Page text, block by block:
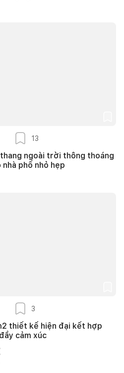
13
ngoài trời thông thoáng
phố nhỏ hẹp
3
thiết kế hiện đại kết hợp
cảm xúc